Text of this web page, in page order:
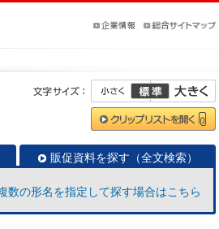
販促資料を探す（全文検索）
数の形名を指定して探す場合はこちら